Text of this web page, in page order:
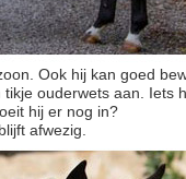
Ook hij kan goed
ouderwets aan. Iets
hij er nog in?
blijft afwezig.